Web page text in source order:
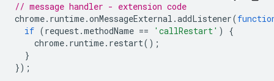
// message handler - extension code
chrome. runtime.onMessageExternal .addListener(
if (request.methodName == 'callRestart' )
{
chrome. runtime. restart();
}
});